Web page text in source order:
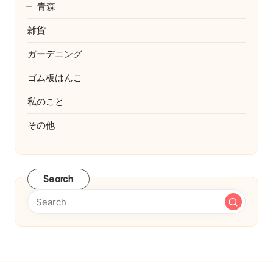
青森
雑貨
ガーデニング
ゴム板はんこ
私のこと
その他
Search